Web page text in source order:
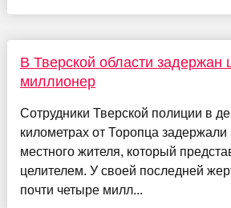
В Тверской области задержан
миллионер
Сотрудники Тверской полиции в
километрах от Торопца задержали
местного жителя, который
целителем. У своей последней
почти четыре милл...